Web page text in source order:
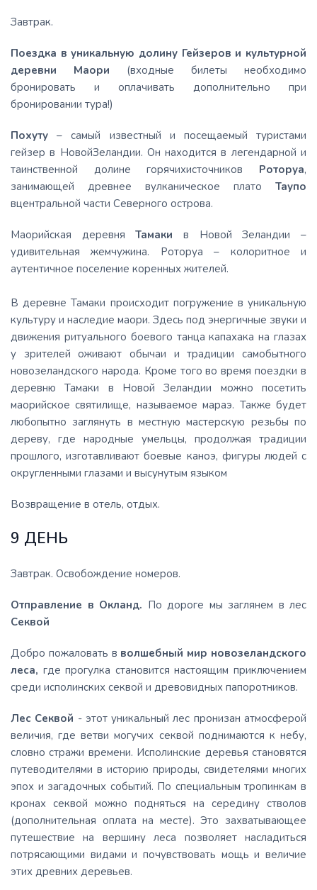
Завтрак.
Поездка в уникальную долину Гейзеров и культурной
деревни Маори
(входные билеты необходимо
бронировать и оплачивать дополнительно при
бронировании тура!)
Похуту – самый известный и посещаемый туристами
гейзер в НовойЗеландии. Он находится в легендарной и
таинственной долине горячихисточников Роторуа,
занимающей древнее вулканическое плато Таупо
вцентральной части Северного острова.
Маорийская деревняТамаки в Новой Зеландии –
удивительная жемчужина. Роторуа – колоритное и
аутентичное поселение коренных жителей.
В деревне Тамаки происходит погружение в уникальную
культуру и наследие маори. Здесь под энергичные звуки и
движения ритуального боевого танца капахака на глазах
у зрителей оживают обычаи и традиции самобытного
новозеландского народа. Кроме того во время поездки в
деревню Тамаки в Новой Зеландии можно посетить
маорийское святилище, называемое мараэ. Также будет
любопытно заглянуть в местную мастерскую резьбы по
дереву, где народные умельцы, продолжая традиции
прошлого, изготавливают боевые каноэ, фигуры людей с
округленными глазами и высунутым языком
Возвращение в отель, отдых.
9 ДЕНЬ
Завтрак. Освобождение номеров.
Отправление в Окланд. По дороге мы заглянем в лес
Секвой
Добро пожаловать в волшебный мир новозеландского
леса, где прогулка становится настоящим приключением
среди исполинских секвой и древовидных папоротников.
Лес Секвой - этот уникальный лес пронизан атмосферой
величия, где ветви могучих секвой поднимаются к небу,
словно стражи времени. Исполинские деревья становятся
путеводителями в историю природы, свидетелями многих
эпох и загадочных событий. По специальным тропинкам в
кронах секвой можно подняться на середину стволов
(дополнительная оплата на месте). Это захватывающее
путешествие на вершину леса позволяет насладиться
потрясающими видами и почувствовать мощь и величие
этих древних деревьев.